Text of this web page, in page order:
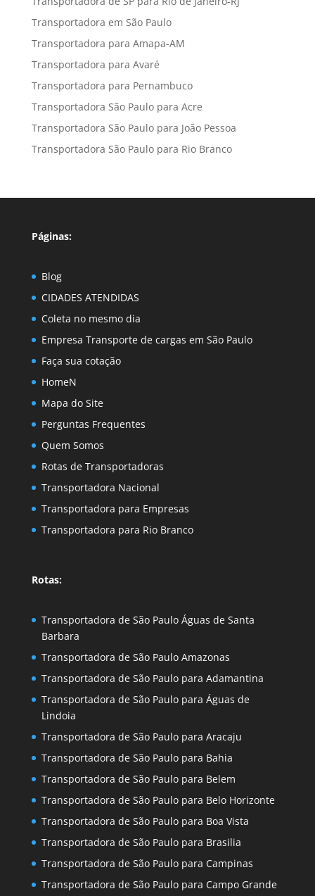
Transportadora em São Paulo
Transportadora para Amapa-AM
Transportadora para Avaré
Transportadora para Pernambuco
Transportadora São Paulo para Acre
Transportadora São Paulo para João Pessoa
Transportadora São Paulo para Rio Branco
Páginas:
Blog
CIDADES ATENDIDAS
Coleta no mesmo dia
Empresa Transporte de cargas em São Paulo
Faça sua cotação
HomeN
Mapa do Site
Perguntas Frequentes
Quem Somos
Rotas de Transportadoras
Transportadora Nacional
Transportadora para Empresas
Transportadora para Rio Branco
Rotas:
Transportadora de São Paulo Águas de Santa
Barbara
Transportadora de São Paulo Amazonas
Transportadora de São Paulo para Adamantina
Transportadora de São Paulo para Águas de
Lindoia
Transportadora de São Paulo para Aracaju
Transportadora de São Paulo para Bahia
Transportadora de São Paulo para Belem
Transportadora de São Paulo para Belo Horizonte
Transportadora de São Paulo para Boa Vista
Transportadora de São Paulo para Brasilia
Transportadora de São Paulo para Campinas
Transportadora de São Paulo para Campo Grande